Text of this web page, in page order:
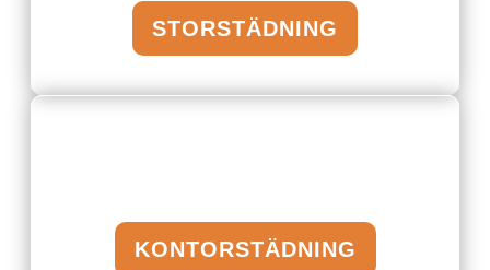
STORSTÄDNING
KONTORSTÄDNING